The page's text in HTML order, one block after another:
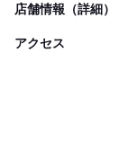
店舗情報（詳細）
アクセス